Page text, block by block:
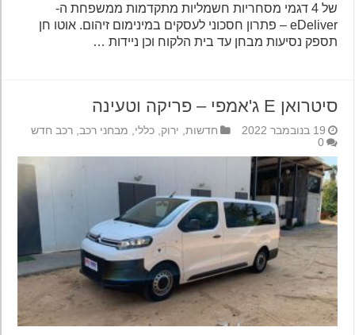
של 4 דגמי מסחריות חשמליות מתקדמות ממשפחת ה-
eDeliver – פתרון חסכוני לעסקים במינימום זיהום. אוטו חן
תספק נסיעות מבחן עד בית הלקוח וכן ניידות …
סיטרואן E ג'אמפי – פריקה וטעינה
19 בנובמבר 2022 חדשות,ירוק,כללי,מבחני רכב,רכב חדש
0